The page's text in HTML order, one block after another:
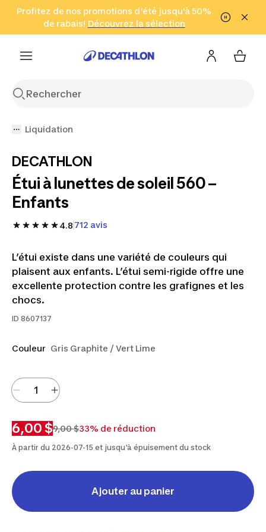
Aller à la recherche Aller au contenu Aller au pied de
Profitez de nos promotions d'été jusqu'à 50%
de rabais! Découvrez la sélection
Cliquez ici
en seulement 2 h!
(Zones sélectionnées)
Liquidation
DECATHLON
Étui à lunettes de soleil 560 –
Enfants
4.8 712 avis
L’étui existe dans une variété de couleurs qui
plaisent aux enfants. L’étui semi-rigide offre une
excellente protection contre les grafignes et les
chocs.
ID 8607137
Couleur Gris Graphite / Vert Lime
6,00 $9,00 $33% de réduction
À partir du 2026-07-15 et jusqu'à épuisement du stock
Ajouter au panier